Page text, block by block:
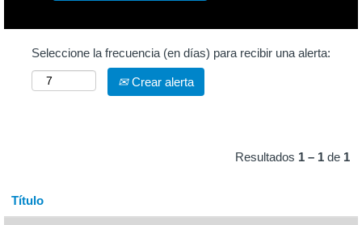
Seleccione la frecuencia (en días) para recibir una alerta:
Crear alerta
Resultados 1 – 1 de 1
Título